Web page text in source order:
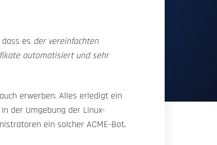
es der vereinfachten
automatisiert und sehr
erwerben. Alles erledigt ein
der Umgebung der Linux-
ein solcher ACME-Bot,